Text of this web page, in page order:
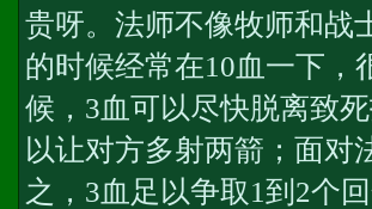
贵呀。法师不像牧师和战
的时候经常在10血一下，
候，3血可以尽快脱离致
以让对方多射两箭；面对
之，3血足以争取1到2个